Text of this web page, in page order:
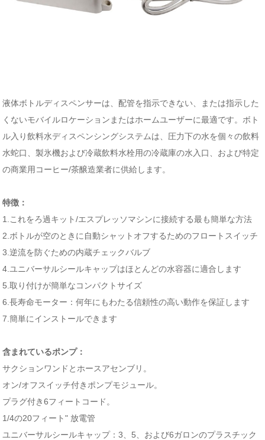
液体ボトルディスペンサーは、配管を指示できない、または指示した
くないモバイルロケーションまたはホームユーザーに最適です。ボト
ル入り飲料水ディスペンシングシステムは、圧力下の水を個々の飲料
水蛇口、製氷機および冷蔵飲料水栓用の冷蔵庫の水入口、および特定
の商業用コーヒー/茶醸造業者に供給します。
特徴：
1.これをろ過キット/エスプレッソマシンに接続する最も簡単な方法
2.ボトルが空のときに自動シャットオフするためのフロートスイッチ
3.逆流を防ぐための内蔵チェックバルブ
4.ユニバーサルシールキャップはほとんどの水容器に適合します
5.取り付けが簡単なコンパクトサイズ
6.長寿命モーター：何年にもわたる信頼性の高い動作を保証します
7.簡単にインストールできます
含まれているポンプ：
サクションワンドとホースアセンブリ。
オン/オフスイッチ付きポンプモジュール。
プラグ付き6フィートコード。
1/4の20フィート" 放電管
ユニバーサルシールキャップ：3、5、および6ガロンのプラスチック